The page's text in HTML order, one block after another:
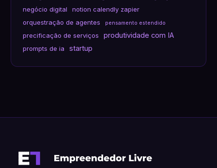
negócio digital
notion calendly zapier
orquestração de agentes
pensamento estendido
precificação de serviços produtividade com IA
prompts de ia startup